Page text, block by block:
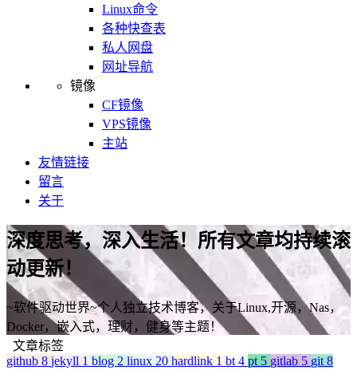
Linux命令
各种快查表
私人网盘
网址导航
镜像
CF镜像
VPS镜像
主站
友情链接
留言
关于
深度思考，深入生活！所有文章均持续滚
动更新！
~软件驱动世界~个人独立技术博客，关于Linux,开源，Nas，
Docker，嵌入式，理财，健身等主题！
文章标签
github 8 jekyll 1 blog 2 linux 20 hardlink 1 bt 4 pt 5 gitlab 5 git 8